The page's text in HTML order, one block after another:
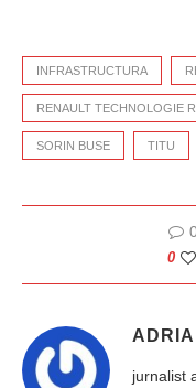
INFRASTRUCTURA
RENAULT TECHNOLOGIE
SORIN BUSE TITU
0
jurnalist